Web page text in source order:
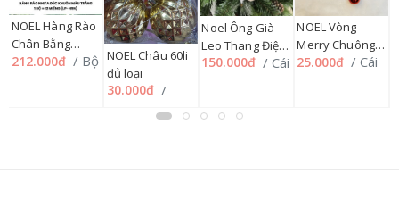
NOEL Hàng Rào
Chân Bằng
Nhựa Đúc
212.000đ / Bộ NOEL Châu 60li
đủ loại
30.000đ /
Noel Ông Già
Leo Thang Điện
Tử SP010278,
150.000đ / Cái
NOEL Vòng
Merry Chuông
40 li KT145
25.000đ / Cái